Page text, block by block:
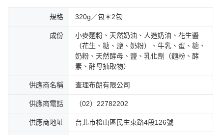
規格 320g／包＊2包
成份
小麥麵粉、天然奶油、人造奶油、花生醬
（花生、糖、鹽、奶粉）、牛乳、蛋、糖、
奶粉、天然酵母、鹽、乳化劑（麵粉、酵
素、酵母抽取物）
供應商名稱 查理布朗有限公司
供應商電話 （02）22782202
供應商地址 台北市松山區民生東路4段126號